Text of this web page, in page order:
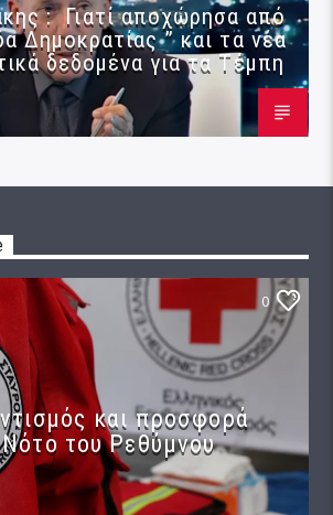
: Γιατί αποχώρησα από
Δημοκρατίας ” και τα νέα
δεδομένα για τα Τέμπη
0
και προσφορά
του Ρεθύμνου